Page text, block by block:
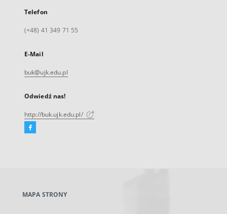
Telefon
(+48) 41 349 71 55
E-Mail
buk@ujk.edu.pl
Odwiedź nas!
http://buk.ujk.edu.pl/
Facebook
karcie
MAPA STRONY